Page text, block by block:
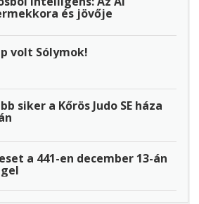
és jövője
volt Sólymok!
siker a Kőrös Judo SE háza
a 441-en december 13-án